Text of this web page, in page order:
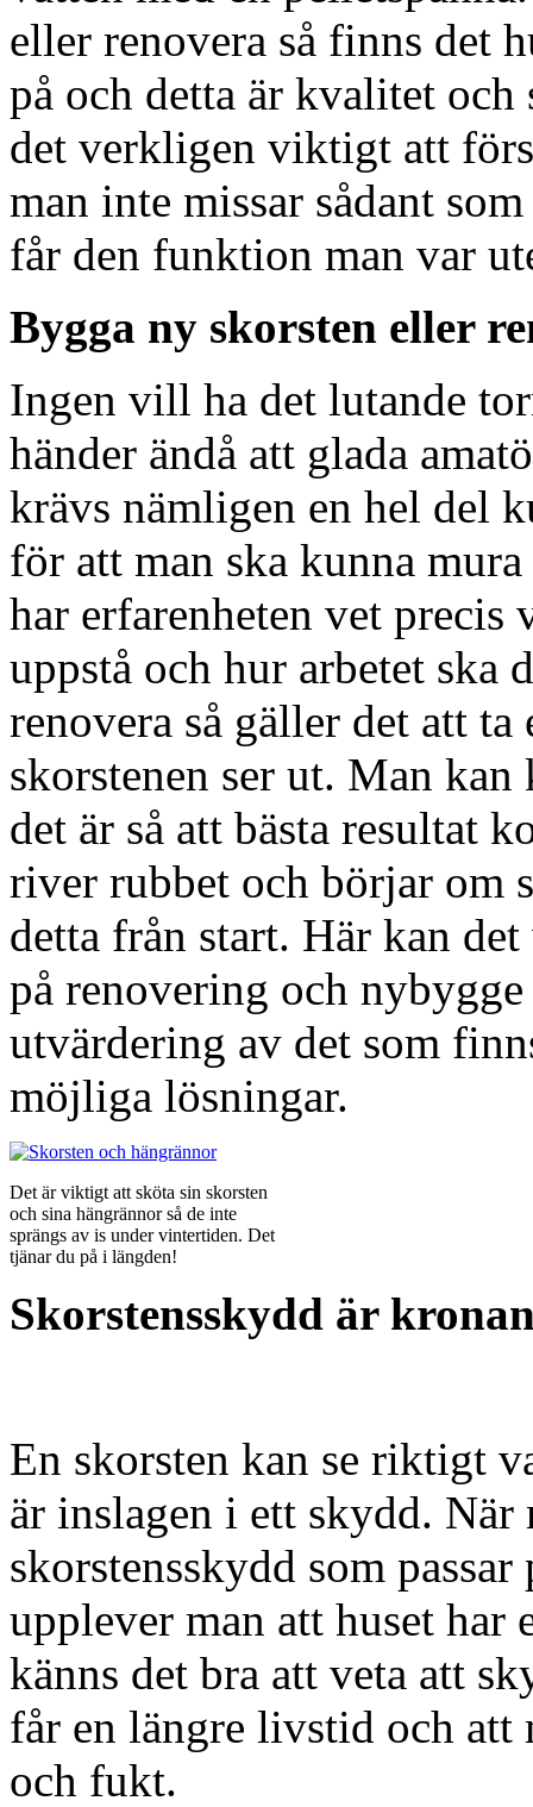
eller renovera så finns det
på och detta är kvalitet
det verkligen viktigt att
man inte missar sådant
får den funktion man var
Bygga ny skorsten eller
Ingen vill ha det lutande
händer ändå att glada
krävs nämligen en hel del
för att man ska kunna
har erfarenheten vet
uppstå och hur arbetet ska
renovera så gäller det att
skorstenen ser ut. Man kan
det är så att bästa resultat
river rubbet och börjar om
detta från start. Här kan
på renovering och
utvärdering av det som
möjliga lösningar.
Det är viktigt att sköta sin skorsten
och sina hängrännor så de inte
sprängs av is under vintertiden. Det
tjänar du på i längden!
Skorstensskydd är
En skorsten kan se riktigt
är inslagen i ett skydd. När
skorstensskydd som
upplever man att huset har
känns det bra att veta att
får en längre livstid och att
och fukt.